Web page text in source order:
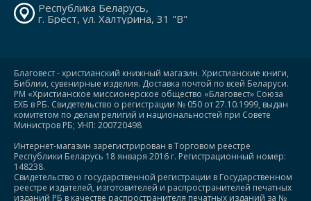
Республика Беларусь,
г. Брест, ул. Халтурина, 31 "В"
Благовест - христианский книжный магазин. Христианские книги,
Библии, сувенирные изделия. Доставка почтой по всей Беларуси.
РМ «Христианское миссионерское общество «Благовест» Союза
ЕХБ в РБ. Свидетельство о регистрации № 050 от 27.10.1999, выдан
комитетом по делам религий и национальностей при Совете
Министров РБ; УНП: 200720498
Интернет-магазин зарегистрирован в Торговом реестре
Республики Беларусь 18 января 2016 г. Регистрационный номер:
148238.
Свидетельство о государственной регистрации в Государственном
реестре издателей, изготовителей и распространителей печатных
изданий РБ в качестве распространителя печатных изданий за №